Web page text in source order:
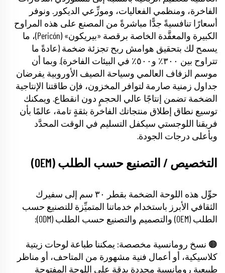
الفاخرة، ومنظمي الفعاليات، وموزِّعي الديكور. ونوفر
أسعارًا تنافسيةً جدًّا مباشرةً من المصنع على هذه المراوح
الكبيرة والمعقَّدة الخاصة برقصة «بيريكون» (Pericón)، ما
يسمح لك بتحقيق هوامش ربح تجزئة ضخمة (عادةً ما
تتراوح بين ٣٠٠٪ و٥٠٠٪ في البيئات الفاخرة). وبما أن
موسم الزفاف العالمي وسياحة الصيف الأوروبية يفرضان
جداول زمنية صارمة لتوافر المخزون، فإن طاقتنا الإنتاجية
الضخمة تضمن إنتاجًا عالي الحجمٍ دون انقطاع. ويمكنك
توسيع نطاق إطلاق منتجاتك الفاخرة بثقةٍ تامة، عالمًا بأن
فريقنا اللوجستي سيكفل التسليم في الوقت المحدَّد
وبأعلى درجات الجودة.
التخصيص / التصنيع حسب الطلب (OEM)
حوِّل هذه اللوحة الضخمة بقطر ٣٠ سم إلى سفيرك
الثقافي الأبرز باستخدام خدماتنا المتميِّزة للتصنيع حسب
الطلب (OEM) والتصميم والتصنيع حسب الطلب (ODM):
🟠 نسخ رومانسية مخصصة: يمكننا طباعة لوحات زيتية
كلاسيكية، أو أعمال فنية مشهورة من المتاحف، أو مناظر
طبيعية رومانسية محددة بدقة على اللوحة المفتوحة